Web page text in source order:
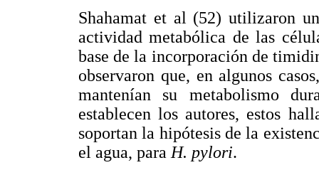
Shahamat et al (52) utilizaron
actividad metabólica de las
base de la incorporación de
observaron que, en algunos
mantenían su metabolismo
establecen los autores, estos
soportan la hipótesis de la
el agua, para H. pylori.